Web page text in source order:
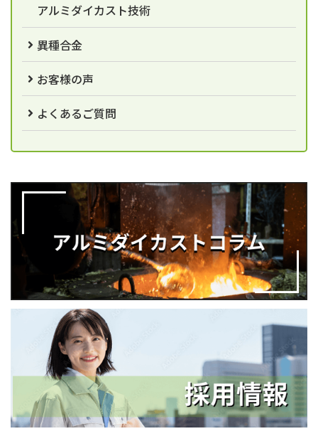
アルミダイカスト技術
異種合金
お客様の声
よくあるご質問